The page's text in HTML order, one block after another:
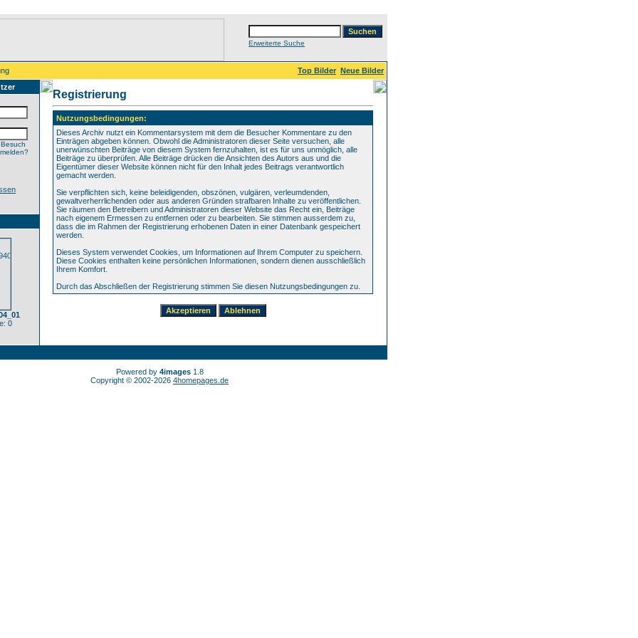
Erweiterte Suche
Top Bilder Neue Bilder
0
Registrierung
Nutzungsbedingungen:
Dieses Archiv nutzt ein Kommentarsystem mit dem die Besucher Kommentare zu den
Einträgen abgeben können. Obwohl die Administratoren dieser Seite versuchen, alle
unerwünschten Beiträge von diesem System fernzuhalten, ist es für uns unmöglich, alle
Beiträge zu überprüfen. Alle Beiträge drücken die Ansichten des Autors aus und die
Eigentümer dieser Website können nicht für den Inhalt jedes Beitrags verantwortlich
gemacht werden.
Sie verpflichten sich, keine beleidigenden, obszönen, vulgären, verleumdenden,
gewaltverherrlichenden oder aus anderen Gründen strafbaren Inhalte zu veröffentlichen.
Sie räumen den Betreibern und Administratoren dieser Website das Recht ein, Beiträge
nach eigenem Ermessen zu entfernen oder zu bearbeiten. Sie stimmen ausserdem zu,
dass die im Rahmen der Registrierung erhobenen Daten in einer Datenbank gespeichert
werden.
Dieses System verwendet Cookies, um Informationen auf Ihrem Computer zu speichern.
Diese Cookies enthalten keine persönlichen Informationen, sondern dienen ausschließlich
Ihrem Komfort.
Durch das Abschließen der Registrierung stimmen Sie diesen Nutzungsbedingungen zu.
Powered by 4images1.8
Copyright © 2002-2026 4homepages.de